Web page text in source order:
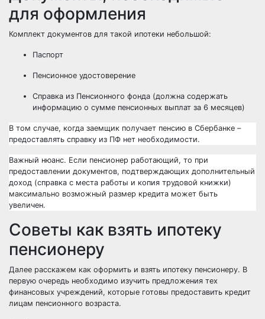
для оформления
Комплект документов для такой ипотеки небольшой:
Паспорт
Пенсионное удостоверение
Справка из Пенсионного фонда (должна содержать
информацию о сумме пенсионных выплат за 6 месяцев)
В том случае, когда заемщик получает пенсию в Сбербанке –
предоставлять справку из ПФ нет необходимости.
Важный нюанс. Если пенсионер работающий, то при
предоставлении документов, подтверждающих дополнительный
доход (справка с места работы и копия трудовой книжки)
максимально возможный размер кредита может быть
увеличен.
Советы как взять ипотеку
пенсионеру
Далее расскажем как оформить и взять ипотеку пенсионеру. В
первую очередь необходимо изучить предложения тех
финансовых учреждений, которые готовы предоставить кредит
лицам пенсионного возраста.